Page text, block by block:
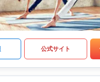
公式サイト